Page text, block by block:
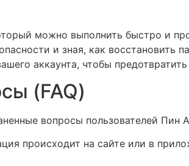
можно выполнить быстро и
и зная, как восстановить
аккаунта, чтобы
(FAQ)
вопросы пользователей Пин
происходит на сайте или в